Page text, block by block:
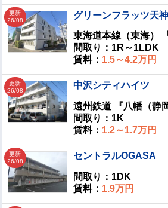
更新
26/08
グリーンフラッツ天
東海道本線（東海）
間取り：1R～1LDK
賃料： 1.5～4.2万円
更新
26/08
中沢シティハイツ
遠州鉄道 『八幡（静
間取り：1K
賃料： 1.2～1.7万円
更新
26/08
セントラルOGASA
間取り：1DK
賃料： 1.9万円